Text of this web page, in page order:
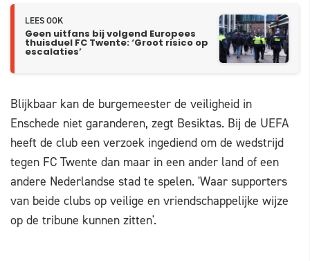
LEES OOK
Geen uitfans bij volgend Europees
thuisduel FC Twente: ‘Groot risico op
escalaties’
Blijkbaar kan de burgemeester de veiligheid in
Enschede niet garanderen, zegt Besiktas. Bij de UEFA
heeft de club een verzoek ingediend om de wedstrijd
tegen FC Twente dan maar in een ander land of een
andere Nederlandse stad te spelen. 'Waar supporters
van beide clubs op veilige en vriendschappelijke wijze
op de tribune kunnen zitten'.